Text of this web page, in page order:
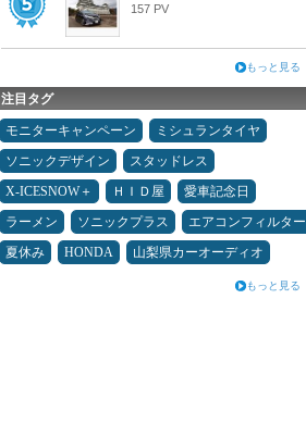
157 PV
もっと見る
注目タグ
モニターキャンペーン
ミシュランタイヤ
ソニックデザイン
スタッドレス
X-ICESNOW＋
ＨＩＤ屋
愛車記念日
ラーメン
ソニックプラス
エアコンフィルター
夏休み
HONDA 山梨県カーオーディオ
もっと見る